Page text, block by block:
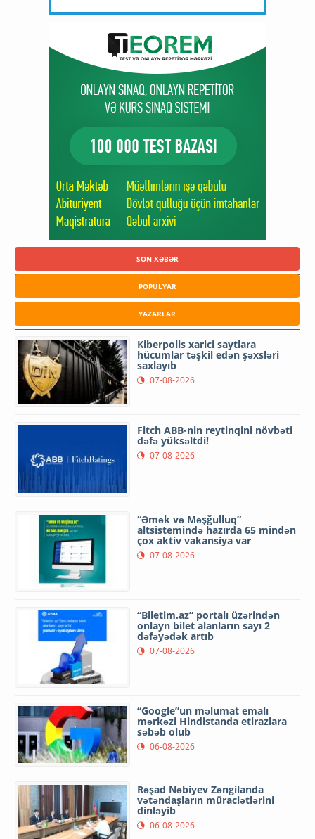
SON XƏBƏR
POPULYAR
YAZARLAR
Kiberpolis xarici saytlara
hücumlar təşkil edən şəxsləri
saxlayıb
07-08-2026
Fitch ABB-nin reytinqini növbəti
dəfə yüksəltdi!
07-08-2026
“Əmək və Məşğulluq”
altsistemində hazırda 65 mindən
çox aktiv vakansiya var
07-08-2026
“Biletim.az” portalı üzərindən
onlayn bilet alanların sayı 2
dəfəyədək artıb
07-08-2026
“Google”un məlumat emalı
mərkəzi Hindistanda etirazlara
səbəb olub
06-08-2026
Rəşad Nəbiyev Zəngilanda
vətəndaşların müraciətlərini
dinləyib
06-08-2026